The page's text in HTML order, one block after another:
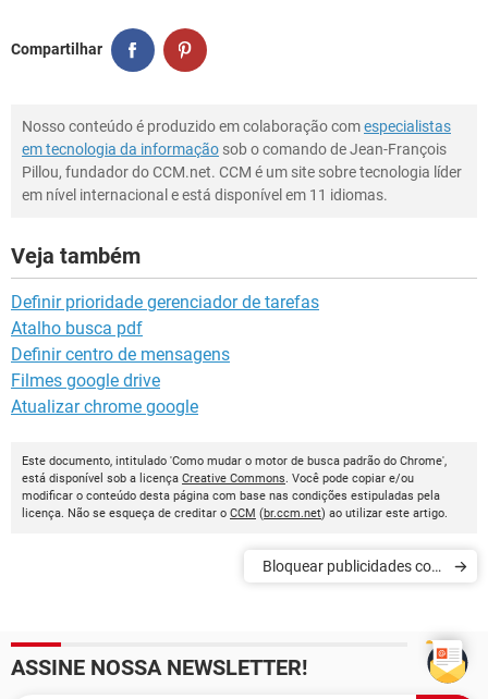
Compartilhar
Nosso conteúdo é produzido em colaboração comespecialistas
em tecnologia da informação sob o comando de Jean-François
Pillou, fundador do CCM.net. CCM é um site sobre tecnologia líder
em nível internacional e está disponível em 11 idiomas.
Veja também
Definir prioridade gerenciador de tarefas
Atalho busca pdf
Definir centro de mensagens
Filmes google drive
Atualizar chrome google
Este documento, intitulado 'Como mudar o motor de busca padrão do Chrome',
está disponível sob a licença Creative Commons . Você pode copiar e/ou
modificar o conteúdo desta página com base nas condições estipuladas pela
licença. Não se esqueça de creditar o CCM (br.ccm.net) ao utilizar este artigo.
Bloquear publicidades com
ASSINE NOSSA NEWSLETTER!